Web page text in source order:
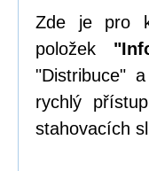
Zde je pro
položek
"Distribuce"
rychlý
stahovacích